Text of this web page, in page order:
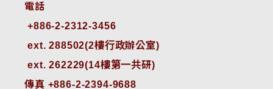
電話
ext. 288502(2樓行政辦公室)
ext. 262229(14樓第一共研)
傳真 +886-2-2394-9688